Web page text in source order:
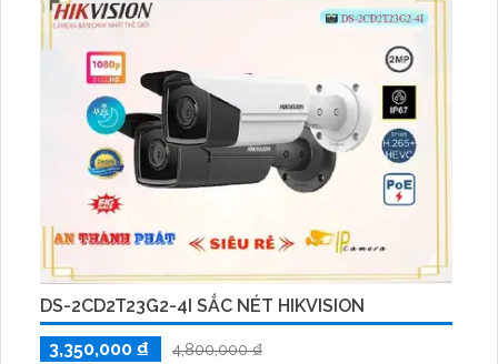
DS-2CD2T23G2-4I SẮC NÉT HIKVISION
3,350,000 ₫
4,800,000 ₫